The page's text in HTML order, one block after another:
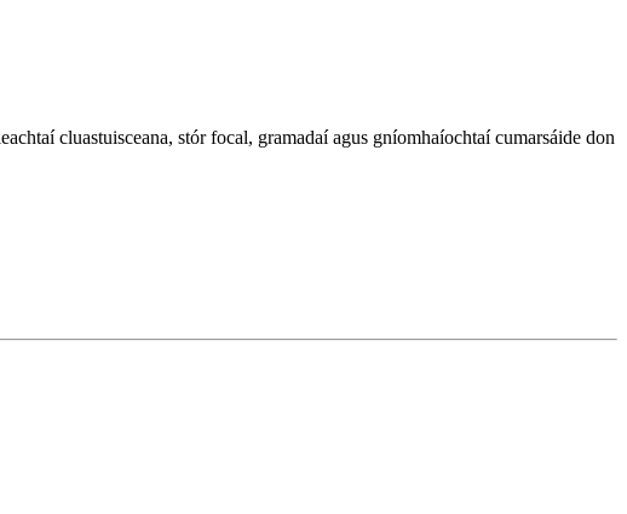
cluastuisceana, stór focal, gramadaí agus gníomhaíochtaí cumarsáide don